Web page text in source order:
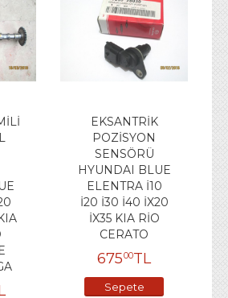
EKSANTRİK
POZİSYON
SENSÖRÜ
HYUNDAI BLUE
ELENTRA İ10
İ20 İ30 İ40 İX20
İX35 KIA RİO
CERATO
67500TL
Sepete